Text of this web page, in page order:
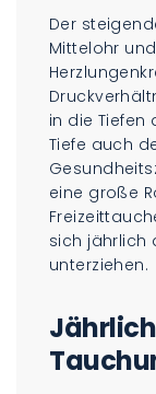
Der
Mittelohr
in die Tiefen
Tiefe auch
eine große
sich jährlich
unterziehen.